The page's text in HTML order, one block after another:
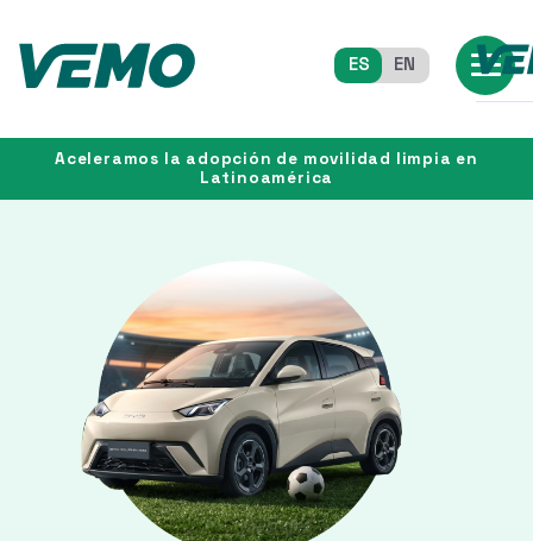
ES EN
Aceleramos la adopción de movilidad limpia en
Latinoamérica